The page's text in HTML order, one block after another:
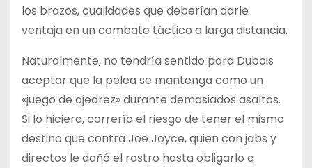
los brazos, cualidades que deberían darle
ventaja en un combate táctico a larga distancia.
Naturalmente, no tendría sentido para Dubois
aceptar que la pelea se mantenga como un
«juego de ajedrez» durante demasiados asaltos.
Si lo hiciera, correría el riesgo de tener el mismo
destino que contra Joe Joyce, quien con jabs y
directos le dañó el rostro hasta obligarlo a